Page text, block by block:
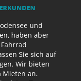
und
haben aber
Sie sich auf
Wir bieten
Mieten an.